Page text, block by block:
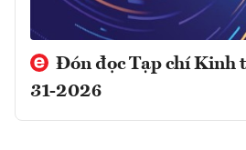
Đón đọc Tạp chí Kinh
31-2026